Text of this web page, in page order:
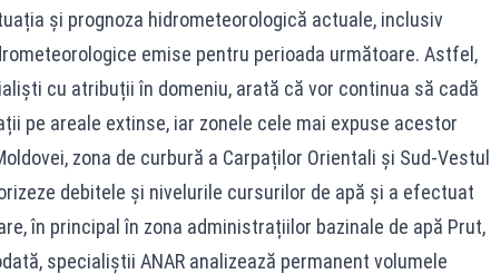
și prognoza hidrometeorologică actuale, inclusiv
emise pentru perioada următoare. Astfel,
cu atribuții în domeniu, arată că vor continua să cadă
pe areale extinse, iar zonele cele mai expuse acestor
zona de curbură a Carpaților Orientali și Sud-Vestul
debitele și nivelurile cursurilor de apă și a efectuat
în principal în zona administrațiilor bazinale de apă Prut,
specialiștii ANAR analizează permanent volumele